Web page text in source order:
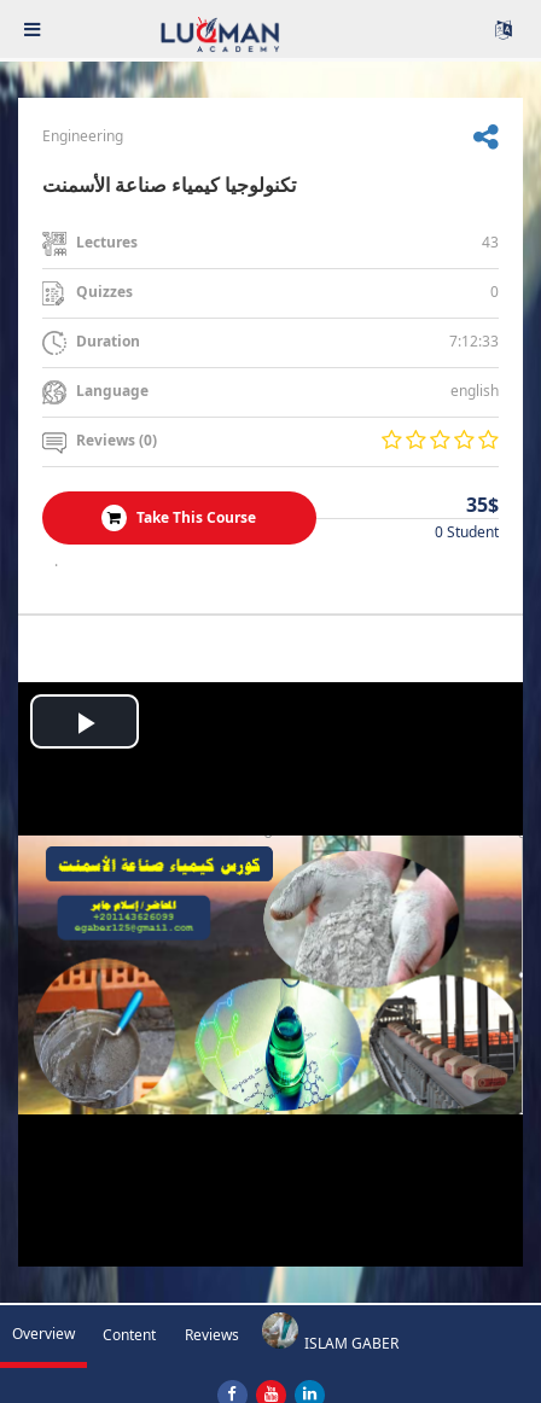
Engineering
تكنولوجيا كيمياء صناعة الأسمنت
Lectures 43
Quizzes 0
Duration 7:12:33
Language english
Reviews (0)
Take This Course 35$
0 Student
.
Play
Overview Content Reviews ISLAM GABER